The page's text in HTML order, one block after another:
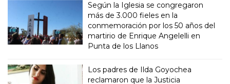
Según la Iglesia se congregaron
más de 3.000 fieles en la
conmemoración por los 50 años del
martirio de Enrique Angelelli en
Punta de los Llanos
Los padres de Ilda Goyochea
reclamaron que la Justicia